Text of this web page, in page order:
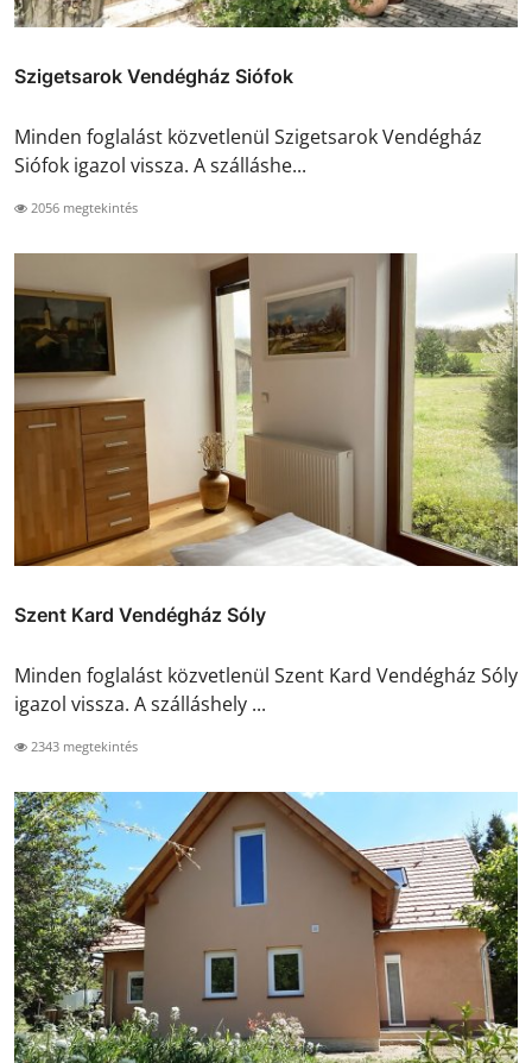
Szigetsarok Vendégház Siófok
Minden foglalást közvetlenül Szigetsarok Vendégház
Siófok igazol vissza. A szálláshe...
2056 megtekintés
Szent Kard Vendégház Sóly
Minden foglalást közvetlenül Szent Kard Vendégház Sóly
igazol vissza. A szálláshely ...
2343 megtekintés